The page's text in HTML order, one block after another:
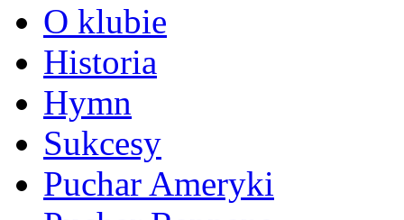
O klubie
Historia
Hymn
Sukcesy
Puchar Ameryki